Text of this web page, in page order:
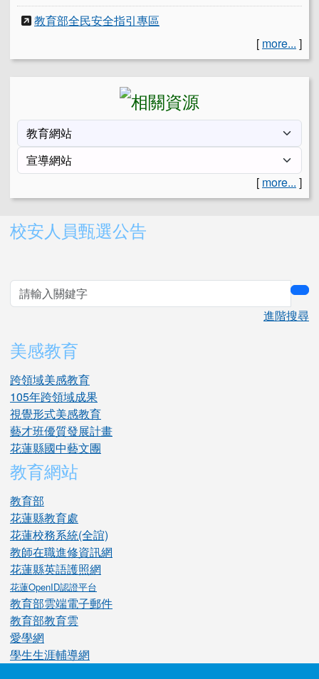
教育部全民安全指引專區
[ more... ]
[ more... ]
右邊區域內容
校安人員甄選公告
進階搜尋
美感教育
跨領域美感教育
105年跨領域成果
視覺形式美感教育
藝才班優質發展計畫
花蓮縣國中藝文團
教育網站
教育部
花蓮縣教育處
花蓮校務系統(全誼)
教師在職進修資訊網
花蓮縣英語護照網
花蓮OpenID認證平台
教育部雲端電子郵件
教育部教育雲
愛學網
學生生涯輔導網